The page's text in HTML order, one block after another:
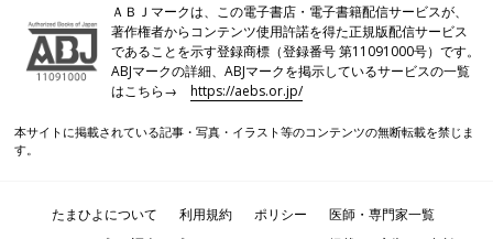
ＡＢＪマークは、この電子書店・電子書籍配信サービスが、
著作権者からコンテンツ使用許諾を得た正規版配信サービス
であることを示す登録商標（登録番号 第11091000号）です。
ABJマークの詳細、ABJマークを掲示しているサービスの一覧
はこちら→https://aebs.or.jp/
本サイトに掲載されている記事・写真・イラスト等のコンテンツの無断転載を禁じま
す。
たまひよについて 利用規約 ポリシー
医師・専門家一覧